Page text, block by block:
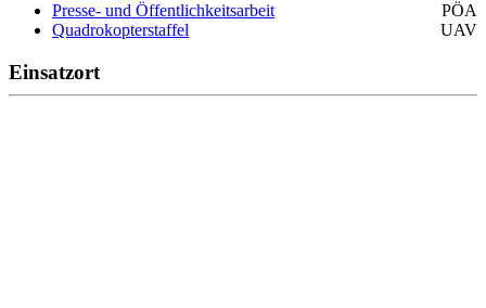
Presse- und Öffentlichkeitsarbeit
PÖA
Quadrokopterstaffel
UAV
Einsatzort